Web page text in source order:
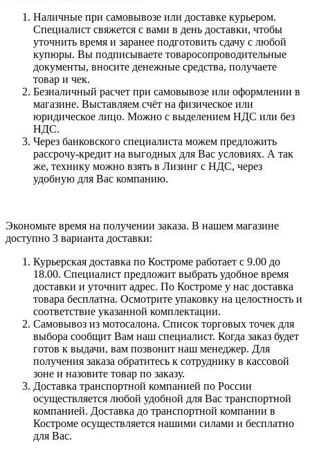
Наличные при самовывозе или доставке курьером.
Специалист свяжется с вами в день доставки, чтобы
уточнить время и заранее подготовить сдачу с любой
купюры. Вы подписываете товаросопроводительные
документы, вносите денежные средства, получаете
товар и чек.
Безналичный расчет при самовывозе или оформлении в
магазине. Выставляем счёт на физическое или
юридическое лицо. Можно с выделением НДС или без
НДС.
Через банковского специалиста можем предложить
рассрочу-кредит на выгодных для Вас условиях. А так
же, технику можно взять в Лизинг с НДС, через
удобную для Вас компанию.
Экономьте время на получении заказа. В нашем магазине
доступно 3 варианта доставки:
Курьерская доставка по Костроме работает с 9.00 до
18.00. Специалист предложит выбрать удобное время
доставки и уточнит адрес. По Костроме у нас доставка
товара бесплатна. Осмотрите упаковку на целостность и
соответствие указанной комплектации.
Самовывоз из мотосалона. Список торговых точек для
выбора сообщит Вам наш специалист. Когда заказ будет
готов к выдачи, вам позвонит наш менеджер. Для
получения заказа обратитесь к сотруднику в кассовой
зоне и назовите товар по заказу.
Доставка транспортной компанией по России
осуществляется любой удобной для Вас транспортной
компанией. Доставка до транспортной компании в
Костроме осуществляется нашими силами и бесплатно
для Вас.